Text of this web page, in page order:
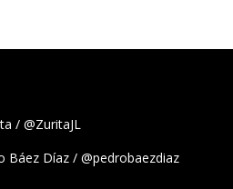
/ @ZuritaJL
Báez Díaz / @pedrobaezdiaz